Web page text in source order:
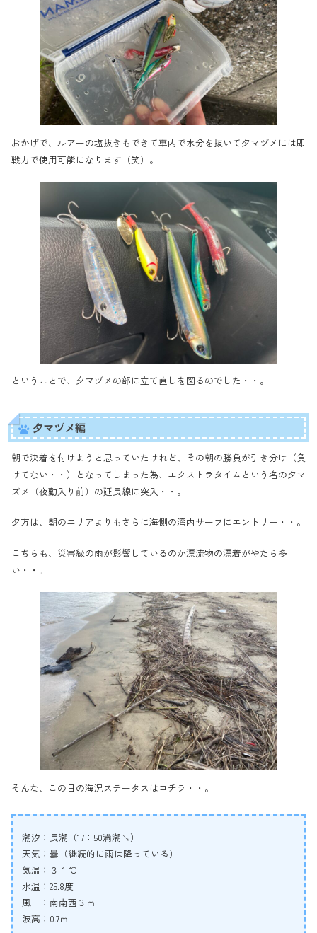
おかげで、ルアーの塩抜きもできて車内で水分を抜いて夕マヅメには即
戦力で使用可能になります（笑）。
ということで、夕マヅメの部に立て直しを図るのでした・・。
夕マヅメ編
朝で決着を付けようと思っていたけれど、その朝の勝負が引き分け（負
けてない・・）となってしまった為、エクストラタイムという名の夕マ
ズメ（夜勤入り前）の延長線に突入・・。
夕方は、朝のエリアよりもさらに海側の湾内サーフにエントリー・・。
こちらも、災害級の雨が影響しているのか漂流物の漂着がやたら多
い・・。
そんな、この日の海況ステータスはコチラ・・。
潮汐：長潮（17：50満潮↘）
天気：曇（継続的に雨は降っている）
気温：３１℃
水温：25.8度
風 ：南南西３ｍ
波高：0.7ｍ